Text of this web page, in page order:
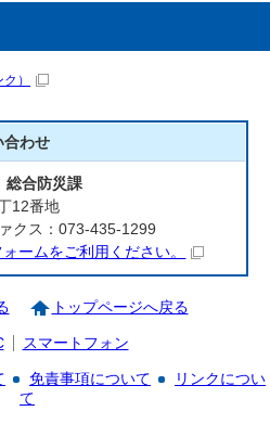
）
合わせ
合防災課
12番地
クス：073-435-1299
ームをご利用ください。
トップページへ戻る
スマートフォン
免責事項について
リンクについ
て